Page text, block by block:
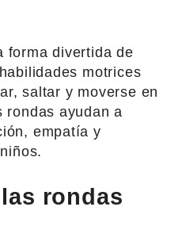
forma divertida de
motrices
saltar y moverse en
rondas ayudan a
empatía y
rondas